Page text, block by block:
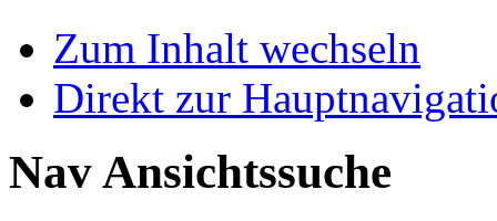
Zum Inhalt wechseln
Direkt zur
Nav Ansichtssuche